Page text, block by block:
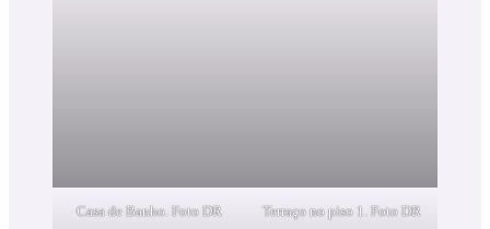
Casa de Banho. Foto DR Terraço no piso 1. Foto DR